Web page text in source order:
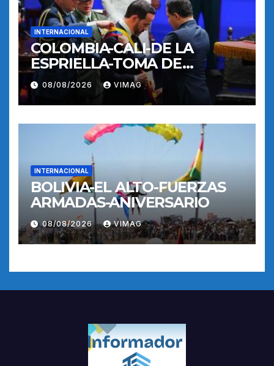
INTERNACIONAL
COLOMBIA-CALI-DE LA
ESPRIELLA-TOMA DE
POSESION
08/08/2026 VIMAG
INTERNACIONAL
BOLIVIA-EL ALTO-FUERZAS
ARMADAS-ANIVERSARIO
08/08/2026 VIMAG